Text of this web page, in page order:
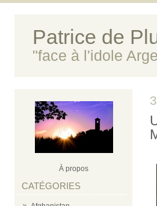
Patrice de
"face à l'idole
À propos
CATÉGORIES